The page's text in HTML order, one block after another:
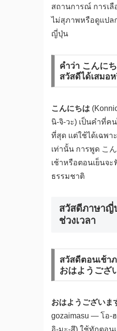
สถานการณ์ การเลื
ไม่สุภาพหรือดูแปล
ญี่ปุ่น
คำว่า こんに
สวัสดีได้เสมอ
こんにちは
นิ-จิ-วะ) เป็นคำที่ค
ที่สุด แต่ใช้ได้เฉพา
เท่านั้น การพูด こ
เช้าหรือตอนเย็นจ
ธรรมชาติ
สวัสดีภาษาญี่
ช่วงเวลา
สวัสดีตอนเช้า
おはようござ
おはようございま
gozaimasu — โอ-
อิ-มะ-สึ) ใช้ทักตอน